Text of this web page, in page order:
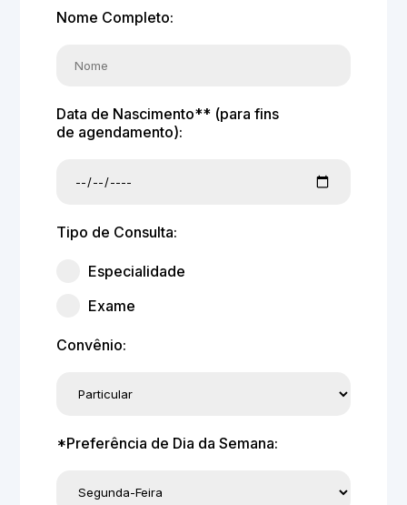
Nome Completo:
Data de Nascimento** (para fins
de agendamento):
Tipo de Consulta:
Especialidade
Exame
Convênio:
*Preferência de Dia da Semana: